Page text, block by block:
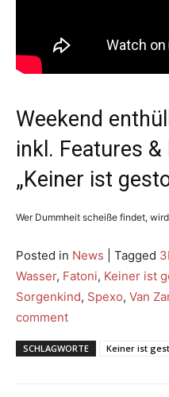
Weekend
inkl. Features
„Keiner ist
Wer Dummheit scheiße findet,
Posted in News Tagged
Wasser, Fatoni, Keiner ist
Sorgenkind, Spexo, Van
comment
SCHLAGWORTE Keiner ist